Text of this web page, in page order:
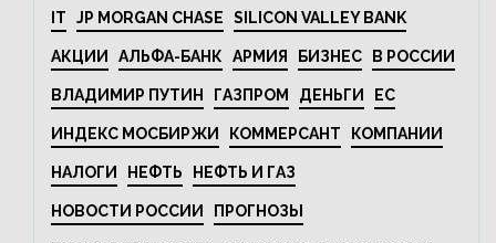
IT JP MORGAN CHASE SILICON VALLEY BANK
АКЦИИ АЛЬФА-БАНК АРМИЯ БИЗНЕС В РОССИИ
ВЛАДИМИР ПУТИН ГАЗПРОМ ДЕНЬГИ ЕС
ИНДЕКС МОСБИРЖИ КОММЕРСАНТ КОМПАНИИ
НАЛОГИ НЕФТЬ НЕФТЬ И ГАЗ
НОВОСТИ РОССИИ ПРОГНОЗЫ